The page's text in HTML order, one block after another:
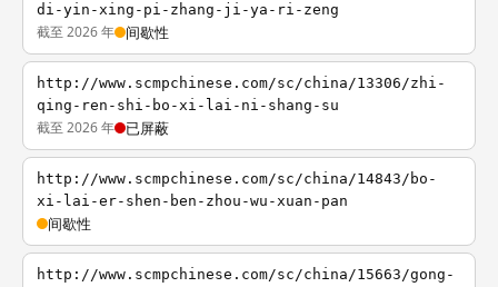
di-yin-xing-pi-zhang-ji-ya-ri-zeng
截至 2026 年 间歇性
http://www.scmpchinese.com/sc/china/13306/zhi-
qing-ren-shi-bo-xi-lai-ni-shang-su
截至 2026 年 已屏蔽
http://www.scmpchinese.com/sc/china/14843/bo-
xi-lai-er-shen-ben-zhou-wu-xuan-pan
间歇性
http://www.scmpchinese.com/sc/china/15663/gong-